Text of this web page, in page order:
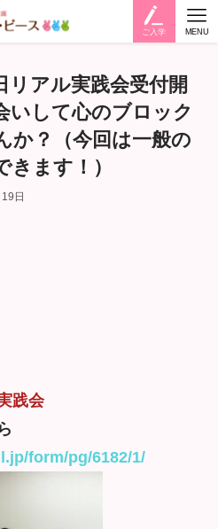
ご入学 MENU
リアル実践会受付開
いして心のブロック
か？（今回は一般の
きます！）
日
践会
form/pg/6182/1/